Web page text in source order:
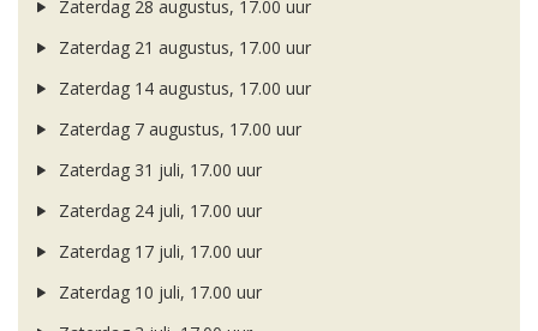
Zaterdag 28 augustus, 17.00 uur
Zaterdag 21 augustus, 17.00 uur
Zaterdag 14 augustus, 17.00 uur
Zaterdag 7 augustus, 17.00 uur
Zaterdag 31 juli, 17.00 uur
Zaterdag 24 juli, 17.00 uur
Zaterdag 17 juli, 17.00 uur
Zaterdag 10 juli, 17.00 uur